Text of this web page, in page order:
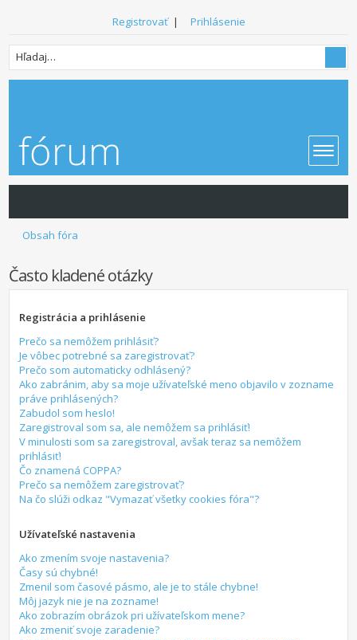
Registrovať| Prihlásenie
Obsah fóra
Často kladené otázky
Registrácia a prihlásenie
Prečo sa nemôžem prihlásiť?
Je vôbec potrebné sa zaregistrovať?
Prečo som automaticky odhlásený?
Ako zabránim, aby sa moje užívateľské meno objavilo v zozname
práve prihlásených?
Zabudol som heslo!
Zaregistroval som sa, ale nemôžem sa prihlásiť!
V minulosti som sa zaregistroval, avšak teraz sa nemôžem
prihlásiť!
Čo znamená COPPA?
Prečo sa nemôžem zaregistrovať?
Na čo slúži odkaz "Vymazať všetky cookies fóra"?
Užívateľské nastavenia
Ako zmením svoje nastavenia?
Časy sú chybné!
Zmenil som časové pásmo, ale je to stále chybne!
Môj jazyk nie je na zozname!
Ako zobrazím obrázok pri užívateľskom mene?
Ako zmeniť svoje zaradenie?